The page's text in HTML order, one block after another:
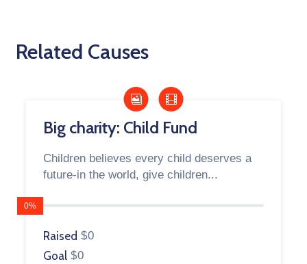
Related Causes
Big charity: Child Fund
Children believes every child deserves a
future-in the world, give children...
0%
Raised $0
Goal $0